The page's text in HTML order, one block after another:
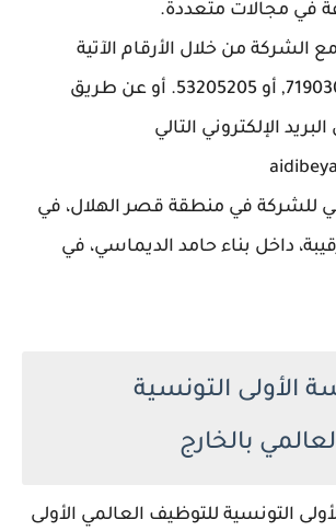
في مجالات متعددة.
الشركة من خلال الأرقام الآتية
73655110, أو 71903000, أو 53205205. أو عن طريق
الإلكتروني التالي
للشركة في منطقة قصر الهلال، في
داخل بناء حامد الديماسي، في
الأولى التونسية
بالخارج
التونسية للتوظيف العالمي الأولى